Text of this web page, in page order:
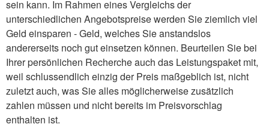
sein kann. Im Rahmen eines Vergleichs der
unterschiedlichen Angebotspreise werden Sie ziemlich viel
Geld einsparen - Geld, welches Sie anstandslos
andererseits noch gut einsetzen können. Beurteilen Sie bei
Ihrer persönlichen Recherche auch das Leistungspaket mit,
weil schlussendlich einzig der Preis maßgeblich ist, nicht
zuletzt auch, was Sie alles möglicherweise zusätzlich
zahlen müssen und nicht bereits im Preisvorschlag
enthalten ist.